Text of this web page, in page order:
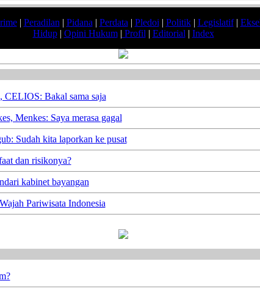
| Peradilan | Pidana | Perdata | Pledoi | Politik| Legislatif|
Hidup| Opini Hukum| Profil | Editorial | Index
Bakal sama saja
Menkes: Saya merasa gagal
Sudah kita laporkan ke pusat
dan risikonya?
kabinet bayangan
Pariwisata Indonesia